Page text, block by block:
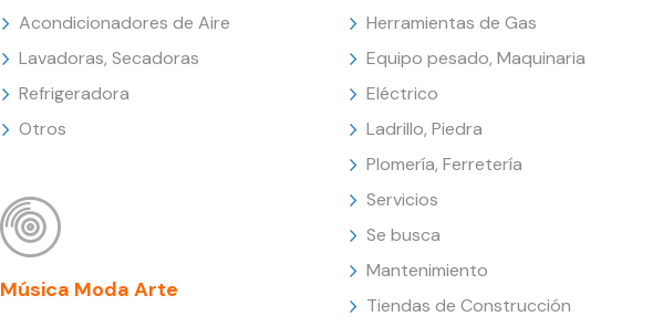
Acondicionadores de Aire
Lavadoras, Secadoras
Refrigeradora
Otros
Música Moda Arte
Herramientas de Gas
Equipo pesado, Maquinaria
Eléctrico
Ladrillo, Piedra
Plomería, Ferretería
Servicios
Se busca
Mantenimiento
Tiendas de Construcción